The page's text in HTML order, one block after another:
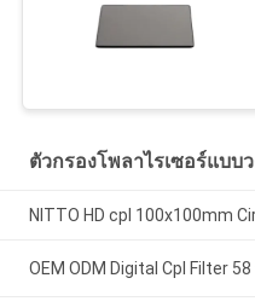
ตัวกรองโพลาไรเซอร์แบบ
NITTO HD cpl 100x100mm
OEM ODM Digital Cpl Filter